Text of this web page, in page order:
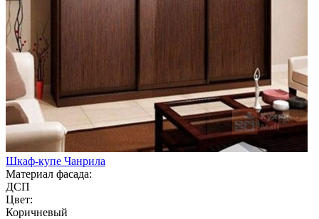
Шкаф-купе Чанрила
Материал фасада:
ДСП
Цвет:
Коричневый